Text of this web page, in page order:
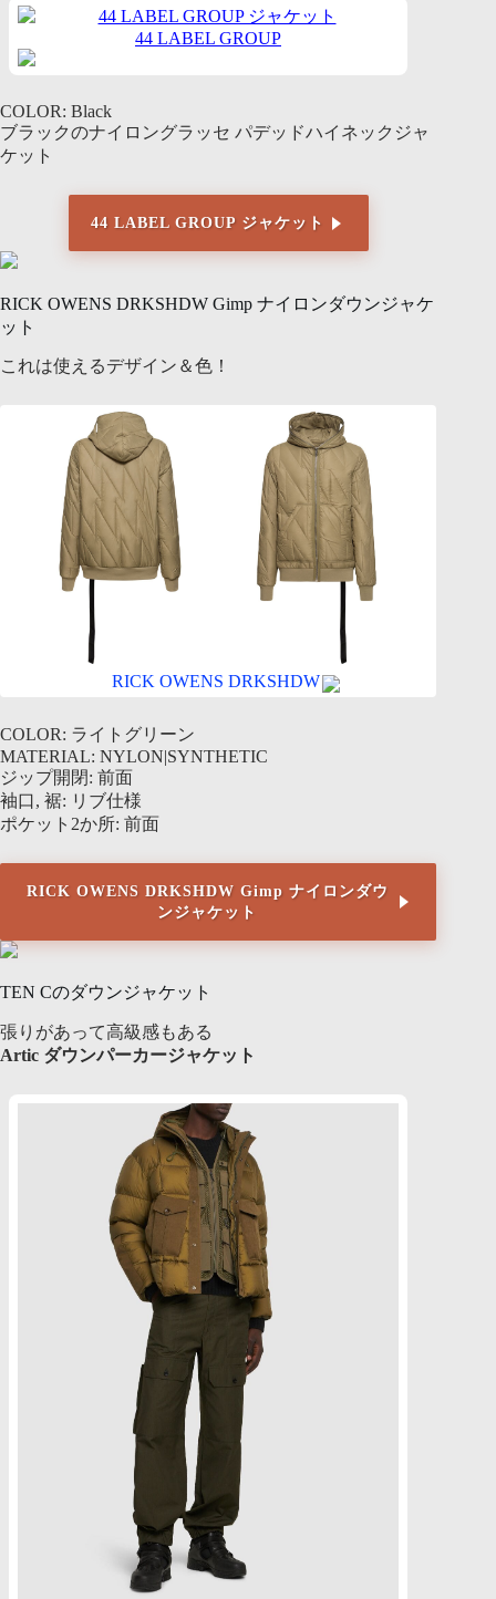
44 LABEL GROUP
COLOR: Black
ブラックのナイロングラッセ パデッドハイネックジャ
ケット
44 LABEL GROUP ジャケット
RICK OWENS DRKSHDW Gimp ナイロンダウンジャケ
ット
これは使えるデザイン＆色！
RICK OWENS DRKSHDW
COLOR: ライトグリーン
MATERIAL: NYLON|SYNTHETIC
ジップ開閉: 前面
袖口, 裾: リブ仕様
ポケット2か所: 前面
RICK OWENS DRKSHDW Gimp ナイロンダウ
ンジャケット
TEN Cのダウンジャケット
張りがあって高級感もある
Artic ダウンパーカージャケット